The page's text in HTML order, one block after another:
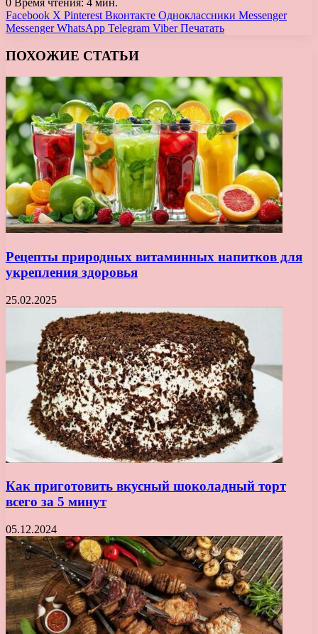
Facebook X Pinterest Вконтакте Одноклассники Messenger
Messenger WhatsApp Telegram Viber Печатать
ПОХОЖИЕ СТАТЬИ
Рецепты природных витаминных напитков для
укрепления здоровья
25.02.2025
Как приготовить вкусный шоколадный торт
всего за 5 минут
05.12.2024